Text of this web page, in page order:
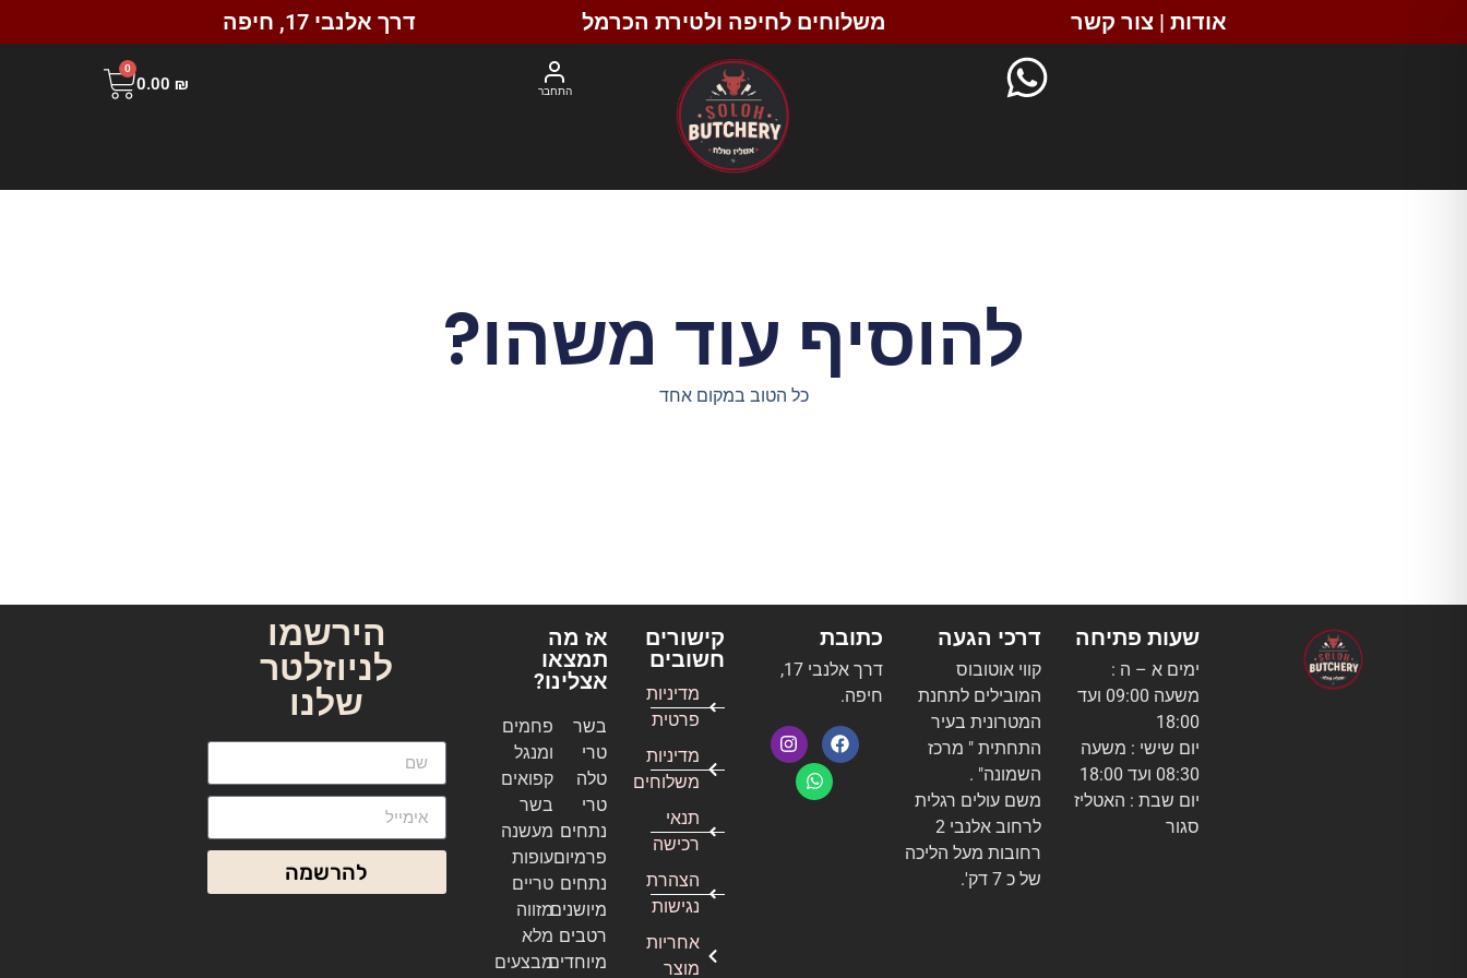
דרך אלנבי 17, חיפה משלוחים לחיפה ולטירת הכרמל אודות |צור קשר
התחבר 0.00₪
0
להוסיף עוד משהו?
כל הטוב במקום אחד
שעות פתיחה
ימים א – ה :
משעה 09:00 ועד
18:00
יום שישי : משעה
08:30 ועד 18:00
יום שבת : האטליז
סגור
דרכי הגעה
קווי אוטובוס
המובילים לתחנת
המטרונית בעיר
התחתית " מרכז
השמונה" .
משם עולים רגלית
לרחוב אלנבי 2
רחובות מעל הליכה
של כ 7 דק'.
כתובת
דרך אלנבי 17,
חיפה.
קישורים
חשובים
מדיניות
פרטית
מדיניות
משלוחים
תנאי
רכישה
הצהרת
נגישות
אחריות
מוצר
אז מה
תמצאו
אצלינו?
בשר
טרי
טלה
טרי
נתחים
פרמיום
נתחים
מיושנים
רטבים
מיוחדים
פחמים
ומנגל
קפואים
בשר
מעשנה
עופות
טריים
מזווה
מלא
מבצעים
הירשמו
לניוזלטר
שלנו
שם מלא
אימייל
להרשמה